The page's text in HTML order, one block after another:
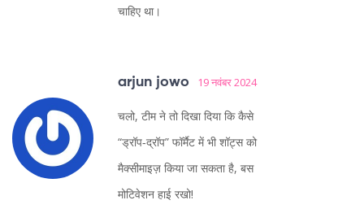
चाहिए था।
arjun jowo 19 नवंबर 2024
चलो, टीम ने तो दिखा दिया कि कैसे
“ड्रॉप‑द्रॉप” फॉर्मैट में भी शॉट्स को
मैक्सीमाइज़ किया जा सकता है, बस
मोटिवेशन हाई रखो!